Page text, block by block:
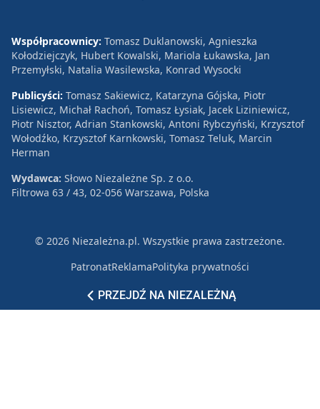
PRZEJDŹ NA NIEZALEŻNĄ
Współpracownicy: Tomasz Duklanowski, Agnieszka
Kołodziejczyk, Hubert Kowalski, Mariola Łukawska, Jan
Przemyłski, Natalia Wasilewska, Konrad Wysocki
Publicyści: Tomasz Sakiewicz, Katarzyna Gójska, Piotr
Lisiewicz, Michał Rachoń, Tomasz Łysiak, Jacek Liziniewicz,
Piotr Nisztor, Adrian Stankowski, Antoni Rybczyński, Krzysztof
Wołodźko, Krzysztof Karnkowski, Tomasz Teluk, Marcin
Herman
Wydawca: Słowo Niezależne Sp. z o.o.
Filtrowa 63 / 43, 02-056 Warszawa, Polska
© 2026 Niezależna.pl. Wszystkie prawa zastrzeżone.
PatronatReklamaPolityka prywatności